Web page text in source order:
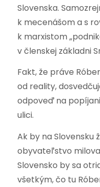
Slovenska.
k mecenášom a s
k marxistom
v členskej základni
Fakt, že práve
od reality,
odpoveď na
ulici.
Ak by na Slovensku
obyvateľstvo
Slovensko by sa
všetkým, čo tu